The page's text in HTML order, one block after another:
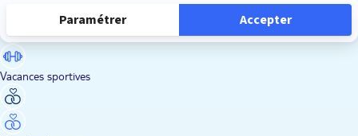
Vacances sportives